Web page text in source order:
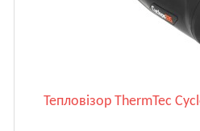
Тепловізор ThermTec